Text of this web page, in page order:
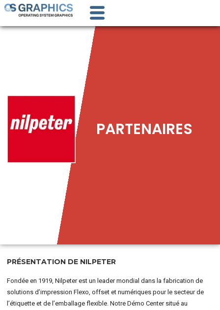
PARTENAIRES
PRÉSENTATION DE NILPETER
Fondée en 1919, Nilpeter est un leader mondial dans la fabrication de
solutions d’impression Flexo, offset et numériques pour le secteur de
l’étiquette et de l’emballage flexible. Notre Démo Center situé au